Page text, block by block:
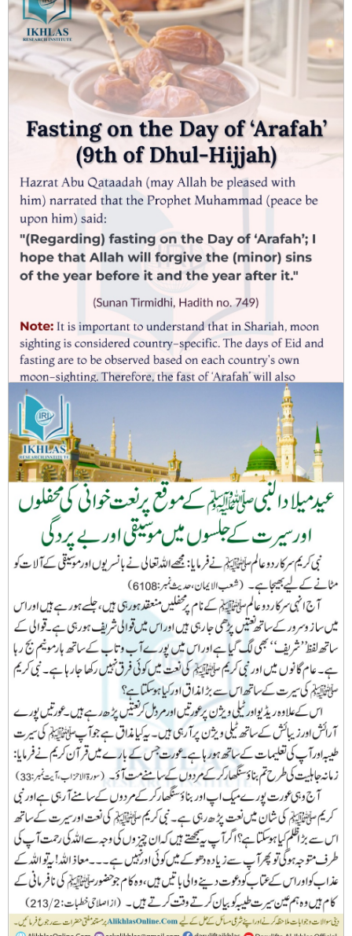
شریعت کی روشنی میں مہنگائی، مختلف بیماریوں اور حکمرانوں کے آپس میں
پھوٹ اور اختلافات کے اسباب اور وجوہات
Fasting on the Day of ‘Arafah’ (9th of Dhul-Hijjah)